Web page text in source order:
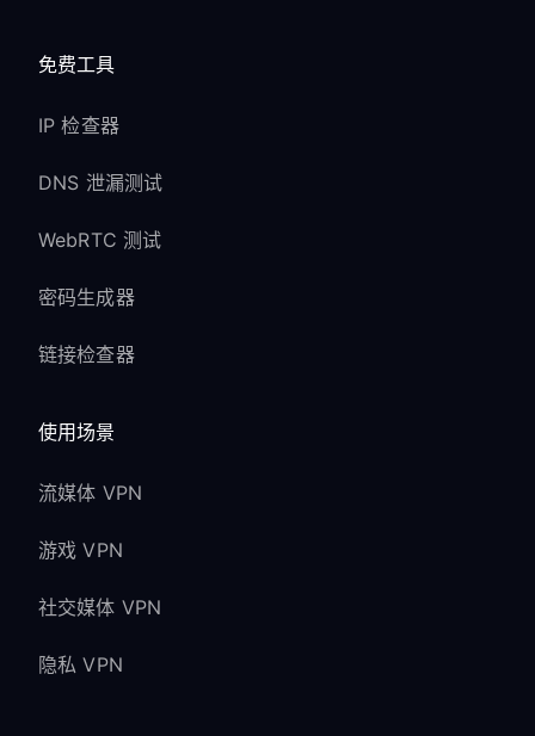
免费工具
IP 检查器
DNS 泄漏测试
WebRTC 测试
密码生成器
链接检查器
使用场景
流媒体 VPN
游戏 VPN
社交媒体 VPN
隐私 VPN